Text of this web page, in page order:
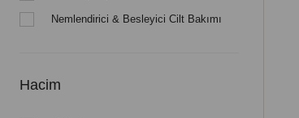
Nemlendirici & Besleyici Cilt Bakımı
Hacim